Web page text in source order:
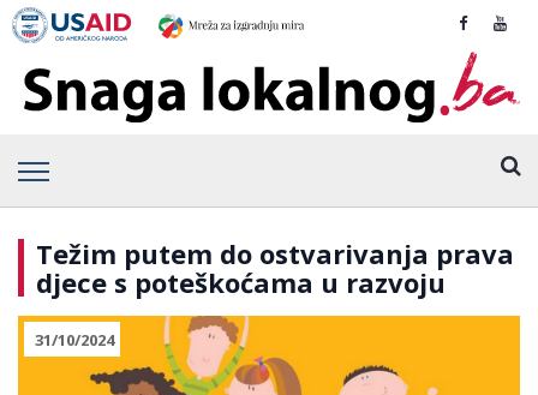
Težim putem do ostvarivanja prava
djece s poteškoćama u razvoju
31/10/2024